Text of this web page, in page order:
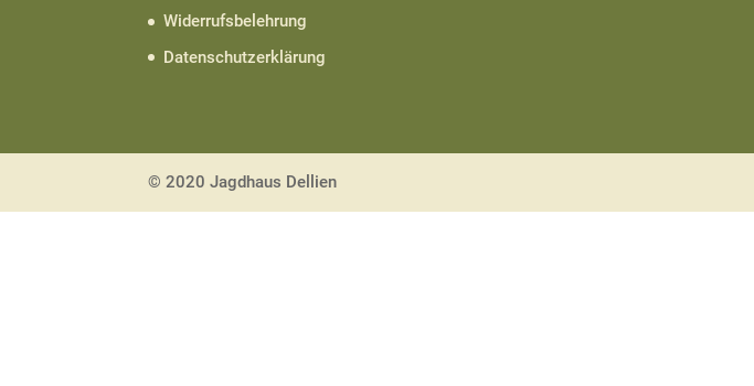
Widerrufsbelehrung
Datenschutzerklärung
© 2020 Jagdhaus Dellien